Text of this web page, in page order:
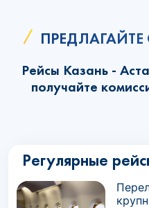
Рейсы Казань -
получайте
Регулярные